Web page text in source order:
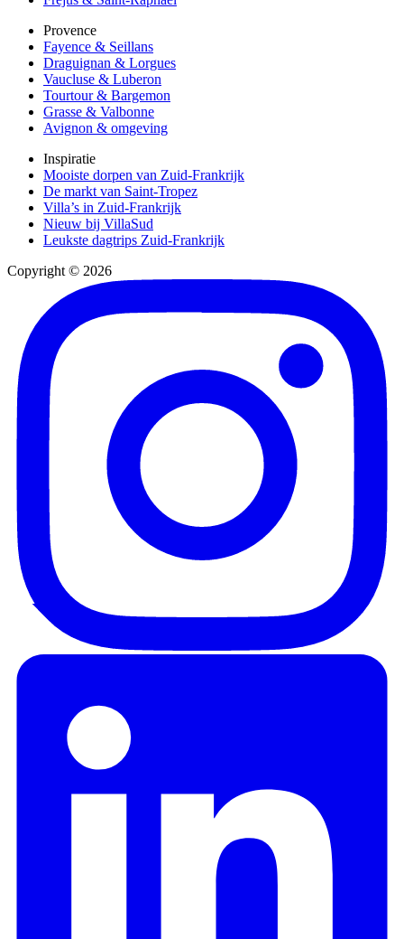
Provence
Fayence & Seillans
Draguignan & Lorgues
Vaucluse & Luberon
Tourtour & Bargemon
Grasse & Valbonne
Avignon & omgeving
Inspiratie
Mooiste dorpen van Zuid-Frankrijk
De markt van Saint-Tropez
Villa’s in Zuid-Frankrijk
Nieuw bij VillaSud
Leukste dagtrips Zuid-Frankrijk
Copyright © 2026